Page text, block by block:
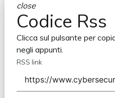
close
Codice Rss
Clicca sul pulsante per
negli appunti.
RSS link